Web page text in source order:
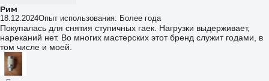
Рим
18.12.2024Опыт использования: Более года
Покупалась для снятия ступичных гаек. Нагрузки выдерживает,
нареканий нет. Во многих мастерских этот бренд служит годами, в
том числе и моей.